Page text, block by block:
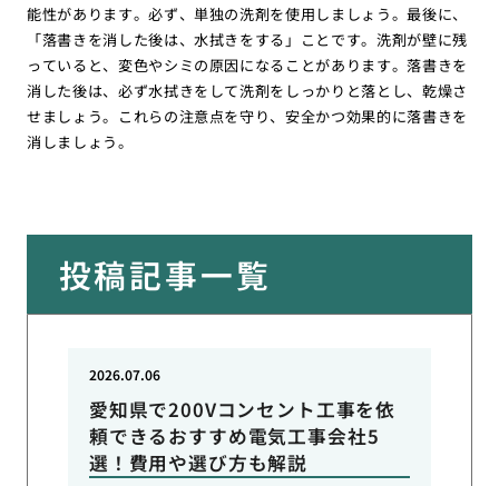
能性があります。必ず、単独の洗剤を使用しましょう。最後に、
「落書きを消した後は、水拭きをする」ことです。洗剤が壁に残
っていると、変色やシミの原因になることがあります。落書きを
消した後は、必ず水拭きをして洗剤をしっかりと落とし、乾燥さ
せましょう。これらの注意点を守り、安全かつ効果的に落書きを
消しましょう。
投稿記事一覧
愛知県で200Vコンセント工事を依
頼できるおすすめ電気工事会社5
選！費用や選び方も解説
2026.07.06